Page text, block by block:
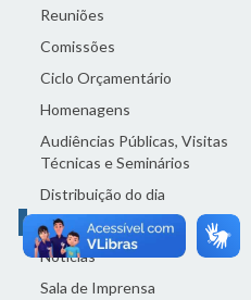
Reuniões
Comissões
Ciclo Orçamentário
Homenagens
Audiências Públicas, Visitas
Técnicas e Seminários
Distribuição do dia
Comunicação
Notícias
Sala de Imprensa